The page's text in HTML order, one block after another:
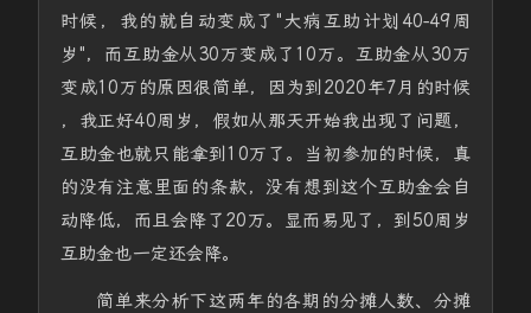
时候，我的就自动变成了"大病互助计划40-49周
岁"，而互助金从30万变成了10万。互助金从30万
变成10万的原因很简单，因为到2020年7月的时候
，我正好40周岁，假如从那天开始我出现了问题，
互助金也就只能拿到10万了。当初参加的时候，真
的没有注意里面的条款，没有想到这个互助金会自
动降低，而且会降了20万。显而易见了，到50周岁
互助金也一定还会降。
简单来分析下这两年的各期的分摊人数、分摊